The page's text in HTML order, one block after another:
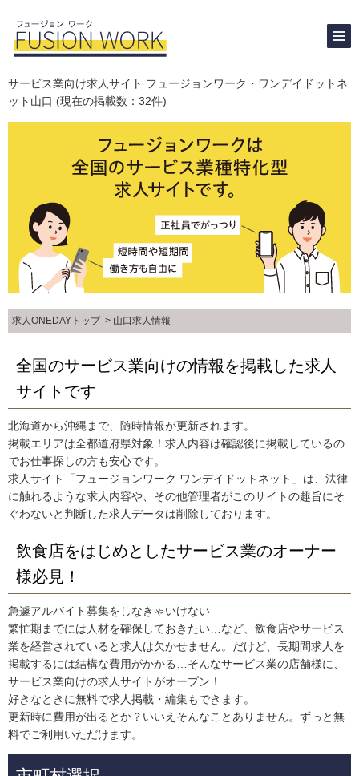
サービス業向け求人サイト フュージョンワーク・ワンデイドットネ
ット山口 (現在の掲載数：32件)
求人ONEDAYトップ > 山口求人情報
全国のサービス業向けの情報を掲載した求人
サイトです
北海道から沖縄まで、随時情報が更新されます。
掲載エリアは全都道府県対象！求人内容は確認後に掲載しているの
でお仕事探しの方も安心です。
求人サイト「フュージョンワーク ワンデイドットネット」は、法律
に触れるような求人内容や、その他管理者がこのサイトの趣旨にそ
ぐわないと判断した求人データは削除しております。
飲食店をはじめとしたサービス業のオーナー
様必見！
急遽アルバイト募集をしなきゃいけない
繁忙期までには人材を確保しておきたい…など、飲食店やサービス
業を経営されていると求人は欠かせません。だけど、長期間求人を
掲載するには結構な費用がかかる…そんなサービス業の店舗様に、
サービス業向けの求人サイトがオープン！
好きなときに無料で求人掲載・編集もできます。
更新時に費用が出るとか？いいえそんなことありません。ずっと無
料でご利用いただけます。